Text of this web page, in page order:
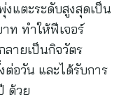
งแตะระดับสูงสุดเป็น
ท ทำให้ฟีเจอร์
ลายเป็นกิจวัตร
อวัน และได้รับการ
ด้วย